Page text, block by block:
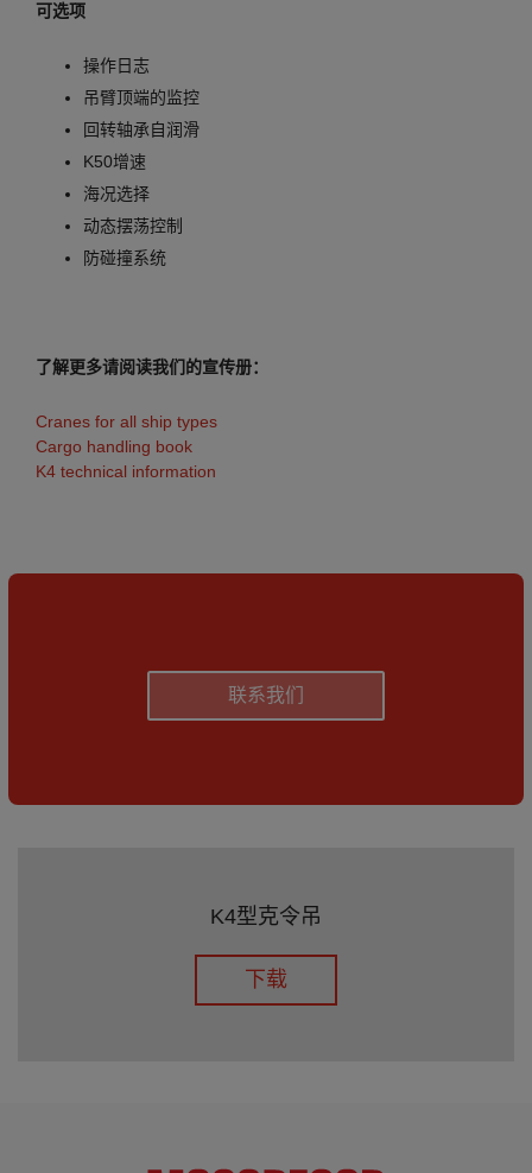
可选项
操作日志
吊臂顶端的监控
回转轴承自润滑
K50增速
海况选择
动态摆荡控制
防碰撞系统
了解更多请阅读我们的宣传册：
Cranes for all ship types
Cargo handling book
K4 technical information
联系我们
K4型克令吊
下载